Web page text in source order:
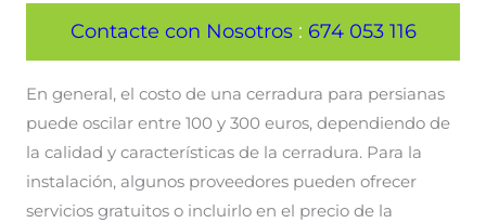
Contacte con Nosotros: 674 053 116
En general, el costo de una cerradura para persianas
puede oscilar entre 100 y 300 euros, dependiendo de
la calidad y características de la cerradura. Para la
instalación, algunos proveedores pueden ofrecer
servicios gratuitos o incluirlo en el precio de la